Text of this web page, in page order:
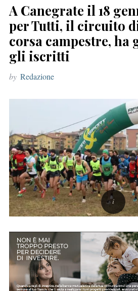
c
h
f
o
r
:
A Canegrate il 18
per Tutti, il circuito
corsa campestre, ha
gli iscritti
by Redazione